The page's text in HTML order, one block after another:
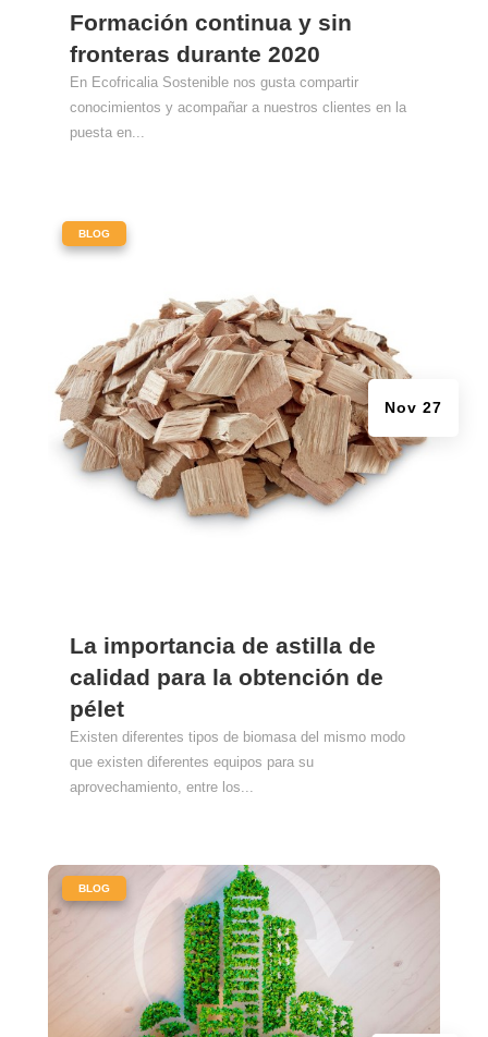
Formación continua y sin
fronteras durante 2020
En Ecofricalia Sostenible nos gusta compartir
conocimientos y acompañar a nuestros clientes en la
puesta en...
La importancia de astilla de
calidad para la obtención de
pélet
Nov 27
BLOG
Existen diferentes tipos de biomasa del mismo modo
que existen diferentes equipos para su
aprovechamiento, entre los...
BLOG